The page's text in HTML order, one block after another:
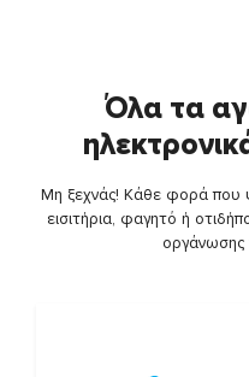
Όλα τα
Μη ξεχνάς! Κάθε φορά που
εισιτήρια, φαγητό ή
οργάνωσης